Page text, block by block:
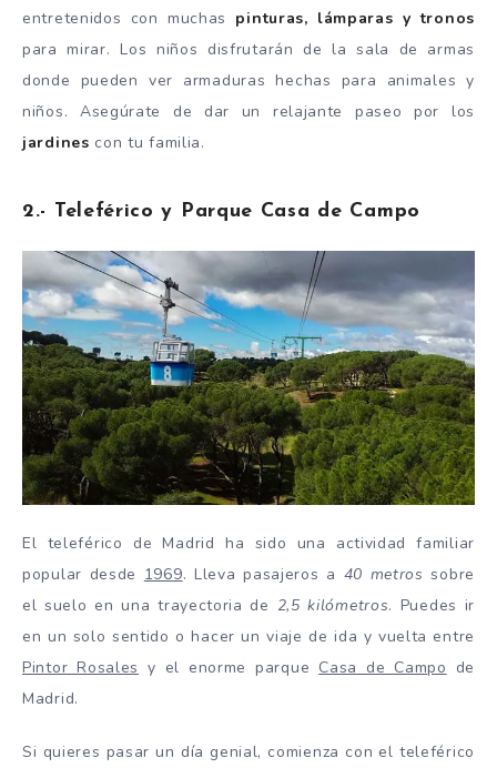
entretenidos con muchas pinturas, lámparas y tronos
para mirar. Los niños disfrutarán de la sala de armas
donde pueden ver armaduras hechas para animales y
niños. Asegúrate de dar un relajante paseo por los
jardines con tu familia.
2.- Teleférico y Parque Casa de Campo
El teleférico de Madrid ha sido una actividad familiar
popular desde 1969. Lleva pasajeros a 40 metros sobre
el suelo en una trayectoria de 2,5 kilómetros. Puedes ir
en un solo sentido o hacer un viaje de ida y vuelta entre
Pintor Rosales y el enorme parque Casa de Campo de
Madrid.
Si quieres pasar un día genial, comienza con el teleférico